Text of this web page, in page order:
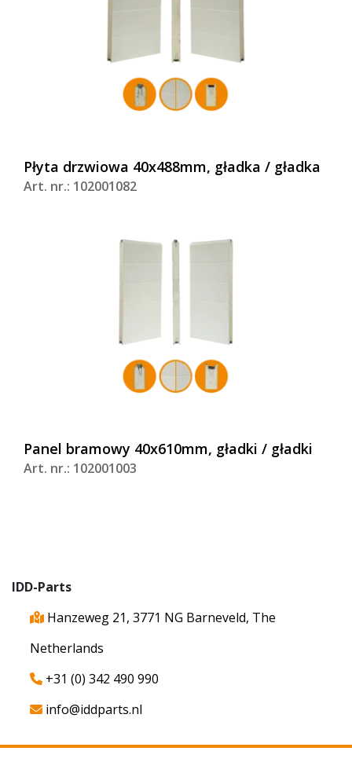
Płyta drzwiowa 40x488mm, gładka / gładka
Art. nr.: 102001082
Panel bramowy 40x610mm, gładki / gładki
Art. nr.: 102001003
IDD-Parts
Hanzeweg 21, 3771 NG Barneveld, The
Netherlands
+31 (0) 342 490 990
info@iddparts.nl